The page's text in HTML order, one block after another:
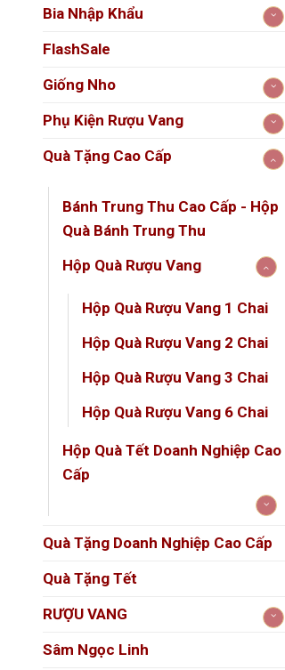
Bia Nhập Khẩu
FlashSale
Giống Nho
Phụ Kiện Rượu Vang
Quà Tặng Cao Cấp
Bánh Trung Thu Cao Cấp - Hộp
Quà Bánh Trung Thu
Hộp Quà Rượu Vang
Hộp Quà Rượu Vang 1 Chai
Hộp Quà Rượu Vang 2 Chai
Hộp Quà Rượu Vang 3 Chai
Hộp Quà Rượu Vang 6 Chai
Hộp Quà Tết Doanh Nghiệp Cao
Cấp
Quà Tặng Doanh Nghiệp Cao Cấp
Quà Tặng Tết
RƯỢU VANG
Sâm Ngọc Linh
Ngọt
Mới Chuẩn
(1)
Vang Từ Vùng Rioja, Đậm
Đà Phong Cách Tây Ban